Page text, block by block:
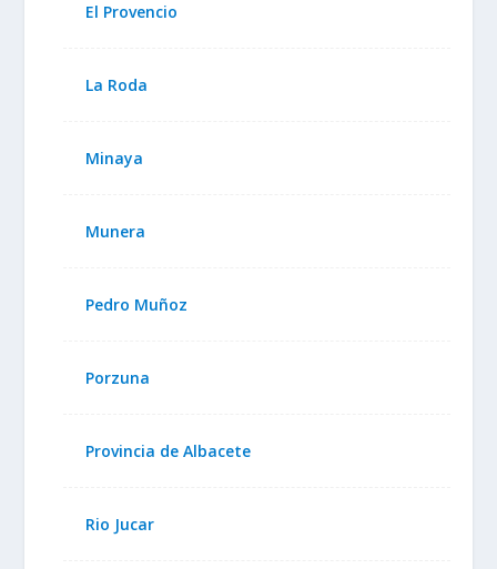
El Provencio
La Roda
Minaya
Munera
Pedro Muñoz
Porzuna
Provincia de Albacete
Rio Jucar